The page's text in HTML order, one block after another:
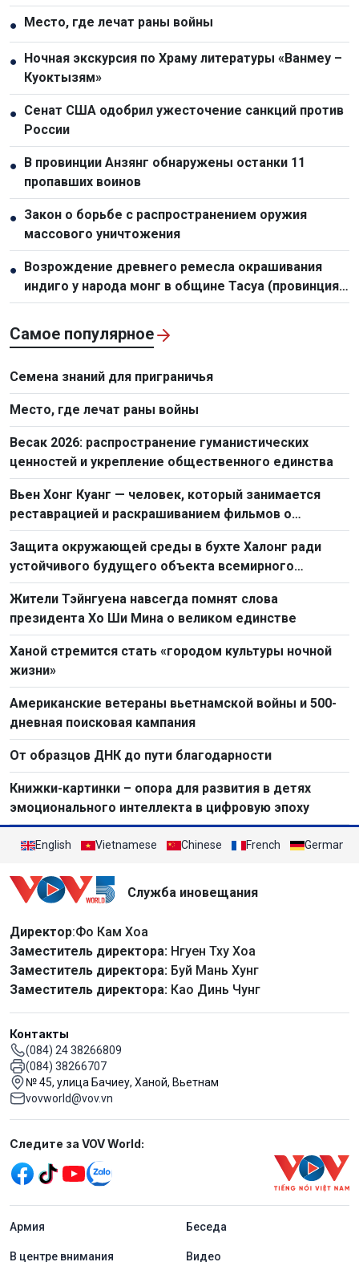
драгоценный меч» в борьбе с преступностью
● Место, где лечат раны войны
● Ночная экскурсия по Храму литературы «Ванмеу –
Куоктызям»
● Сенат США одобрил ужесточение санкций против
России
● В провинции Анзянг обнаружены останки 11
пропавших воинов
● Закон о борьбе с распространением оружия
массового уничтожения
● Возрождение древнего ремесла окрашивания
индиго у народа монг в общине Тасуа (провинция
Шонла)
Самое популярное
Семена знаний для приграничья
Место, где лечат раны войны
Весак 2026: распространение гуманистических
ценностей и укрепление общественного единства
Вьен Хонг Куанг — человек, который занимается
реставрацией и раскрашиванием фильмов о
Президенте Хо Ши Мине
Защита окружающей среды в бухте Халонг ради
устойчивого будущего объекта всемирного
наследия
Жители Тэйнгуена навсегда помнят слова
президента Хо Ши Мина о великом единстве
Ханой стремится стать «городом культуры ночной
жизни»
Американские ветераны вьетнамской войны и 500-
дневная поисковая кампания
От образцов ДНК до пути благодарности
Книжки-картинки – опора для развития в детях
эмоционального интеллекта в цифровую эпоху
English Vietnamese Chinese French German
Служба иновещания
Директор:Фо Кам Хоа
Заместитель директора: Нгуен Тху Хоа
Заместитель директора: Буй Мань Хунг
Заместитель директора: Као Динь Чунг
Контакты
(084) 24 38266809
(084) 38266707
№ 45, улица Бачиеу, Ханой, Вьетнам
vovworld@vov.vn
Mạng xã hội
Следите за VOV World:
menu footer tiếng Nga
Aрмия Беседа
В центре внимания Видео